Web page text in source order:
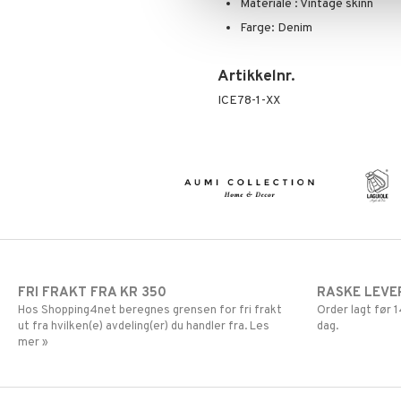
Materiale : Vintage skinn
Farge: Denim
Artikkelnr.
ICE78-1-XX
FRI FRAKT FRA KR 350
Hos Shopping4net beregnes grensen for fri frakt
ut fra hvilken(e) avdeling(er) du handler fra. Les
mer »
RASKE
Order lagt før
dag.